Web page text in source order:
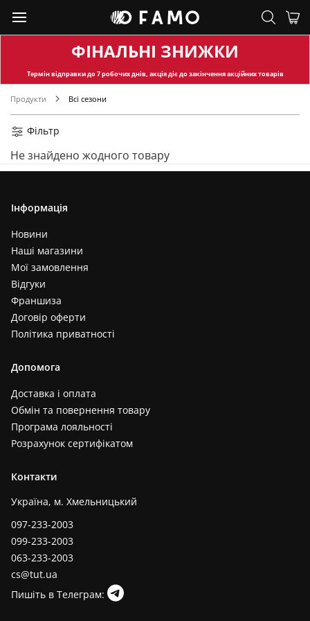
ФІНАЛЬНІ ЗНИЖКИ
Термін відправкидо 7 робочих днів, акція діє до закінчення акційних товарів
Продукти Всі сезони
Фільтр
Не знайдено жодного товару
Інформація
Новини
Наші магазини
Мої замовлення
Відгуки
Франшиза
Договір оферти
Політика приватності
Допомога
Доставка і оплата
Обмін та повернення товару
Програма лояльності
Розрахунок сертифікатом
Контакти
Україна, м. Хмельницький
097-233-2003
099-233-2003
063-233-2003
cs@tut.ua
Пишіть в Телеграм: